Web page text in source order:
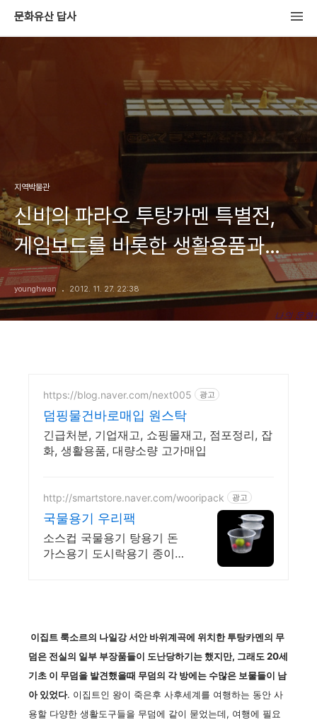
문화유산 답사
지역박물관
신비의 파라오 투탕카멘 특별전,
게임보드를 비롯한 생활용품과
가구들
younghwan 2012. 11. 27. 22:38
https://blog.naver.com/next005 광고
덤핑물건바로매입 원스탁
긴급처분, 기업재고, 쇼핑몰재고, 점포정리, 잡
화, 생활용품, 대량소량 고가매입
http://smartstore.naver.com/wooripack 광고
국물용기 우리팩
소스컵 국물용기 탕용기 돈
가스용기 도시락용기 종이용
이집트 룩소르의 나일강 서안 바위계곡에 위치한 투탕카멘의 무
덤은 전실의 일부 부장품들이 도난당하기는 했지만, 그래도 20세
기초 이 무덤을 발견했을때 무덤의 각 방에는 수많은 보물들이 남
아 있었다. 이집트인 왕이 죽은후 사후세계를 여행하는 동안 사
용할 다양한 생활도구들을 무덤에 같이 묻었는데, 여행에 필요